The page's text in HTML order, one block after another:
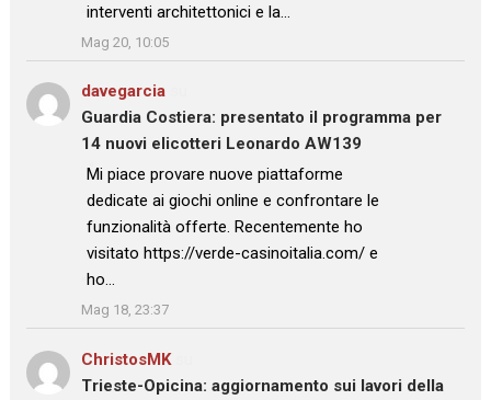
interventi architettonici e la…
”
Mag 20, 10:05
davegarcia
Guardia Costiera: presentato il programma per
14 nuovi elicotteri Leonardo AW139
: “Mi piace provare nuove piattaforme
dedicate ai giochi online e confrontare le
funzionalità offerte. Recentemente ho
visitato https://verde-casinoitalia.com/ e
ho…
”
Mag 18, 23:37
ChristosMKsu
Trieste-Opicina: aggiornamento sui lavori della